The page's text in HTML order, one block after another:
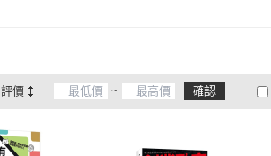
評價 ~ 確認